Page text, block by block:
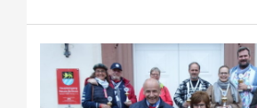
Schinderhannes
Classic